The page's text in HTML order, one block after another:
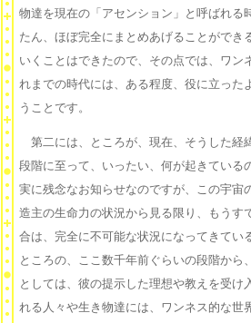
物達を現在の「アセンション」と呼ばれる
たん、ほぼ完全にまとめあげることができ
いくことはできたので、その点では、ワン
れまでの時代には、ある程度、役に立った
うことです。
第二には、ところが、現在、そうした経
段階に至って、いったい、何が起きている
実に残念なお知らせなのですが、この宇宙
造主の生命力の状況から見る限り、もうす
合は、完全に不可能な状況になってきてい
ところの、ここ数千年前ぐらいの段階から
としては、彼の提示した理想や教えを受け
れる人々や生き物達には、ワンネス的な世